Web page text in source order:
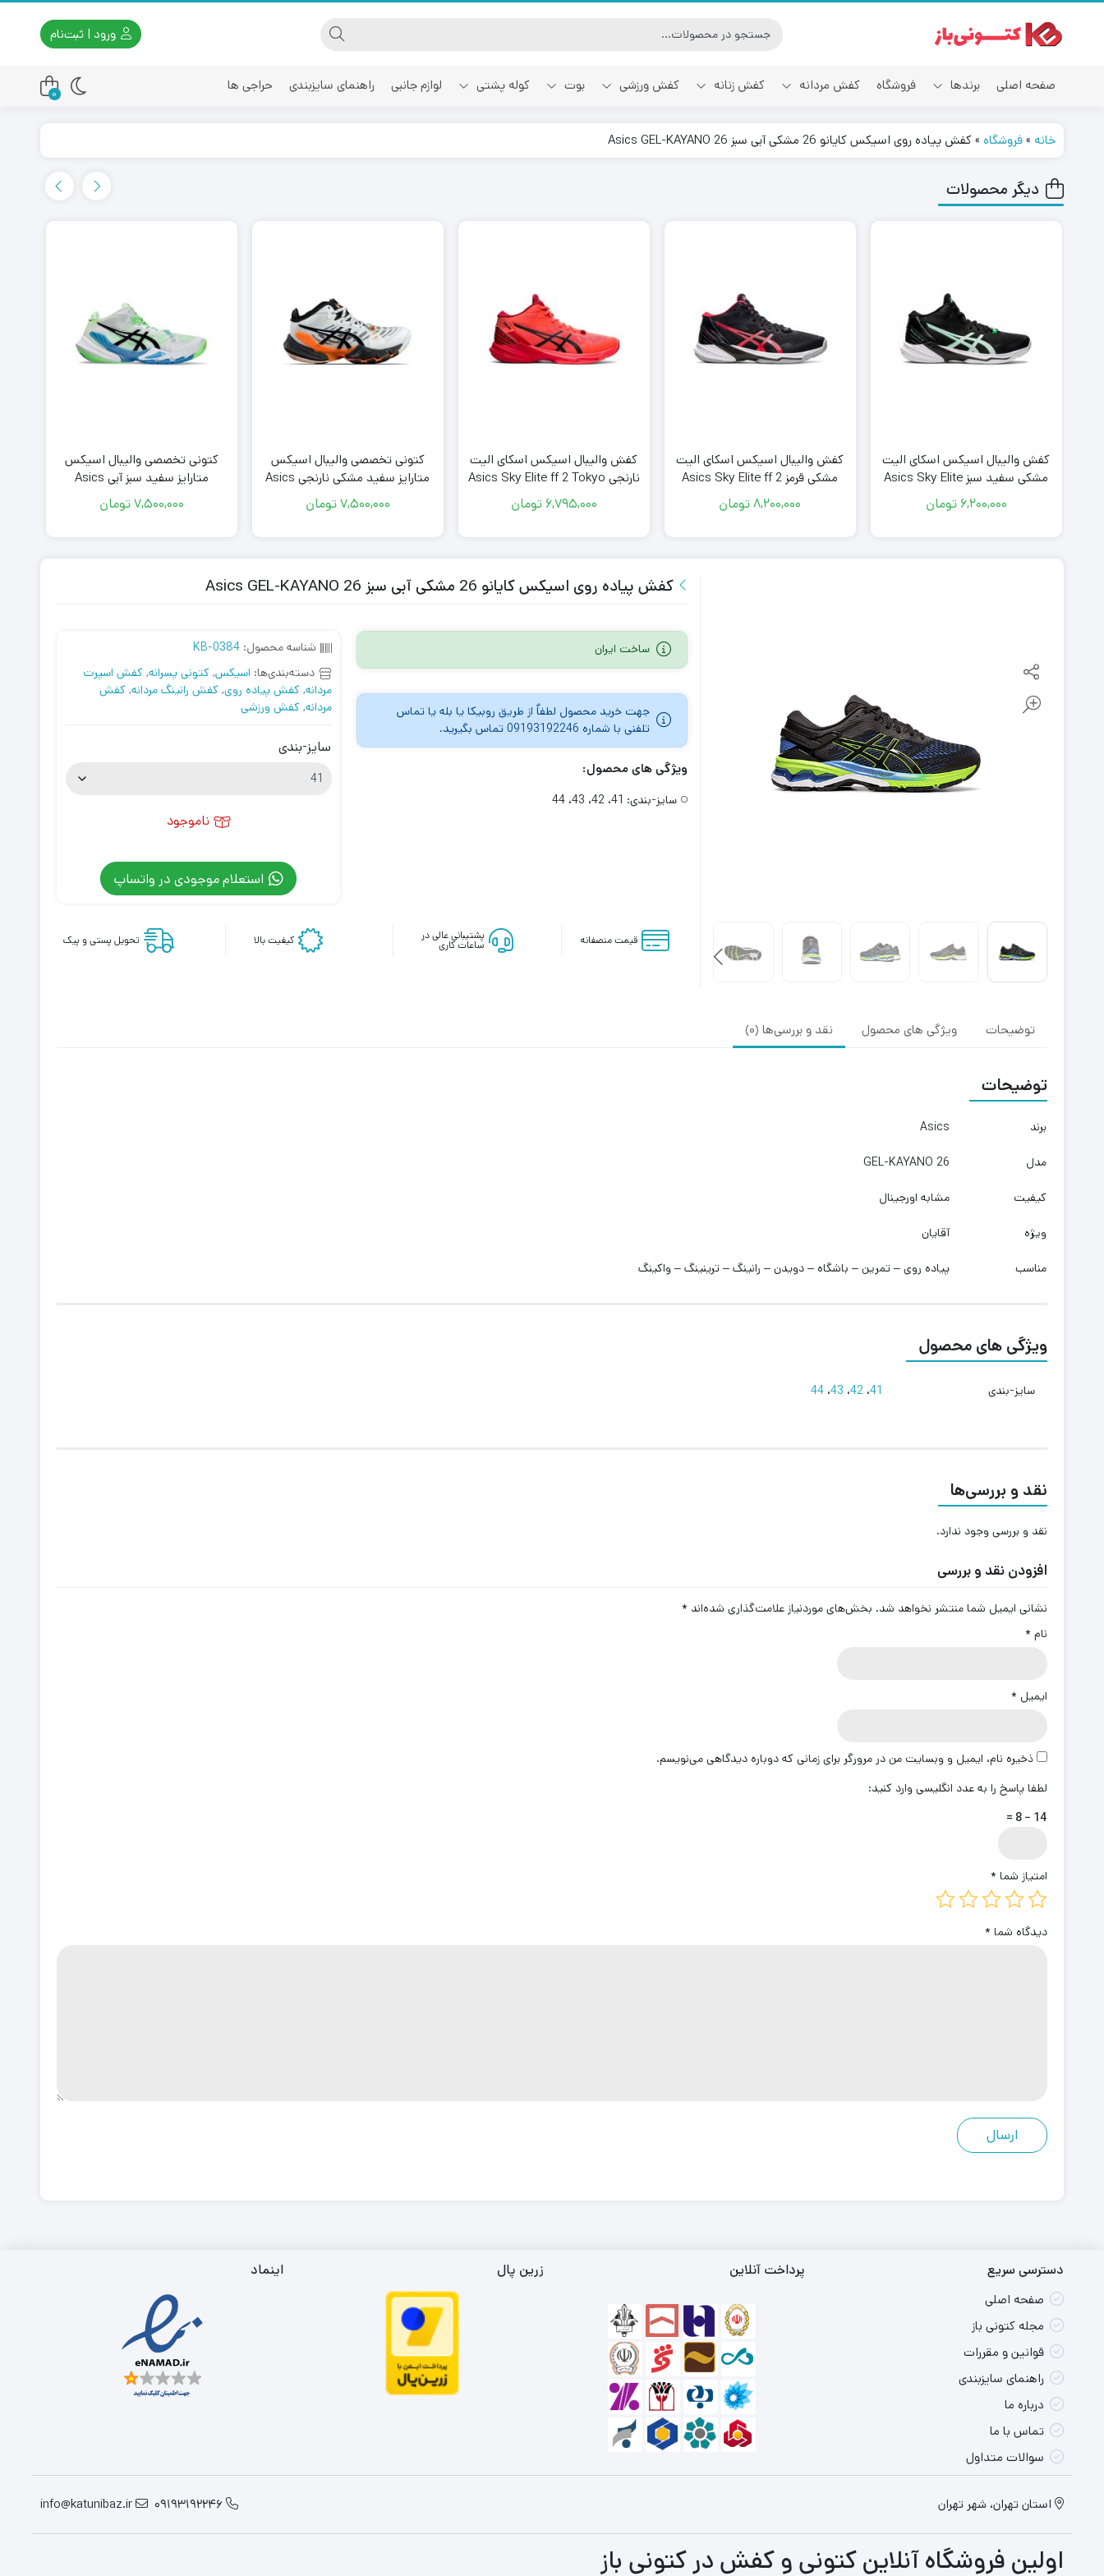
ورود | ثبت‌نام
صفحه اصلی برندها
آدیداس آفوایت
فروشگاه کفش مردانه کفش زنانه کفش ورزشی بوت کوله پشتی لوازم جانبی راهنمای سایزبندی حراجی ها
0
خانه »فروشگاه»کفش پیاده روی اسیکس کایانو 26 مشکی آبی سبز Asics GEL-KAYANO 26
دیگر محصولات
کفش والیبال اسیکس اسکای الیت
مشکی سفید سبز Asics Sky Elite
ff 2 Black White Green
6,200,000 تومان
کفش والیبال اسیکس اسکای الیت
مشکی قرمز Asics Sky Elite ff 2
Black Red
8,200,000تومان
کفش والیبال اسیکس اسکای الیت
نارنجی Asics Sky Elite ff 2 Tokyo
6,795,000 تومان
کتونی تخصصی والیبال اسیکس
متارایز سفید مشکی نارنجی Asics
Metarise White Black Orange
7,500,000تومان
کتونی تخصصی والیبال اسیکس
متارایز سفید سبز آبی Asics
Metarise White Green Blue
7,500,000تومان
کفش پیاده روی اسیکس کایانو 26 مشکی آبی سبز Asics GEL-KAYANO 26
ساخت ایران
جهت خرید محصول لطفاٌ از طریق روبیکا یا بله یا تماس
تلفنی با شماره 09193192246 تماس بگیرید.
ویژگی های محصول:
سایز-بندی: 41، 42، 43، 44
شناسه محصول: KB-0384
دسته‌بندی‌ها: اسیکس, کتونی پسرانه, کفش اسپرت
مردانه, کفش پیاده روی, کفش رانینگ مردانه, کفش
مردانه, کفش ورزشی
سایز-بندی
ناموجود
استعلام موجودی در واتساپ
قیمت منصفانه پشتیبانی عالی در
ساعات کاری کیفیت بالا تحویل پستی و پیک
توضیحات ویژگی های محصول نقد و بررسی‌ها (0)
توضیحات
برند Asics
مدل GEL-KAYANO 26
کیفیت مشابه اورجینال
ویژه آقایان
مناسب پیاده روی – تمرین – باشگاه – دویدن – رانینگ – ترینینگ – واکینگ
ویژگی های محصول
سایز-بندی 41، 42، 43، 44
نقد و بررسی‌ها
نقد و بررسی وجود ندارد.
افزودن نقد و بررسی
نشانی ایمیل شما منتشر نخواهد شد. بخش‌های موردنیاز علامت‌گذاری شده‌اند *
نام *
ایمیل *
ذخیره نام، ایمیل و وبسایت من در مرورگر برای زمانی که دوباره دیدگاهی می‌نویسم.
لطفا پاسخ را به عدد انگلیسی وارد کنید:
14 − 8 =
امتیاز شما *
دیدگاه شما *
دسترسی سریع
صفحه اصلی
مجله کتونی باز
قوانین و مقررات
راهنمای سایزبندی
درباره ما
تماس با ما
سوالات متداول
پرداخت آنلاین زرین پال اینماد
استان تهران، شهر تهران 09193192246
info@katunibaz.ir
اولین فروشگاه آنلاین کتونی و کفش در کتونی باز